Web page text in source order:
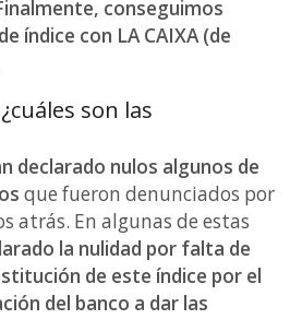
conseguimos
índice con LA CAIXA (de
son las
declarado nulos algunos de
que fueron denunciados por
atrás. En algunas de estas
la nulidad por falta de
de este índice por el
del banco a dar las